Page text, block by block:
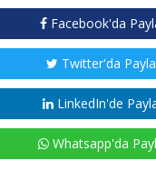
Facebook'da
Twitter'da
LinkedIn'de
Whatsapp'da